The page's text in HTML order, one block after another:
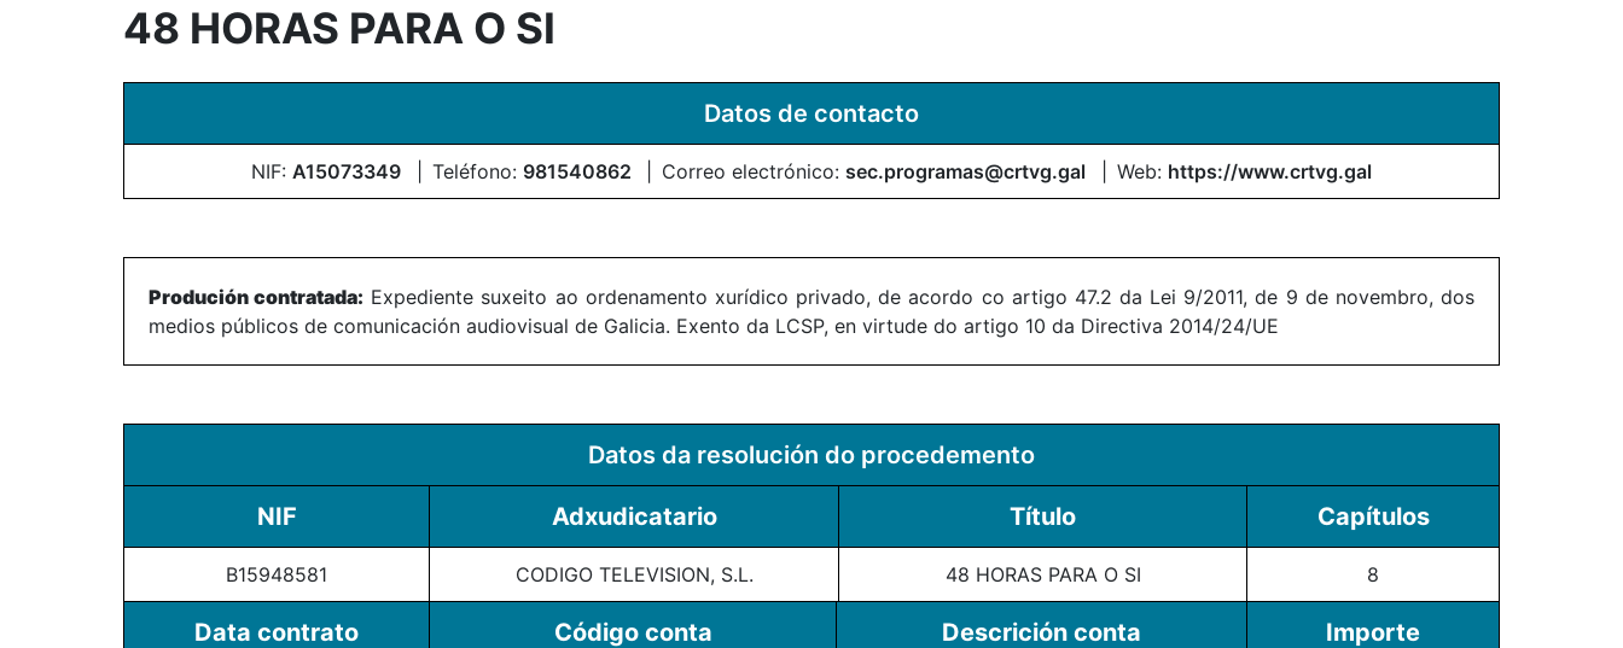
48 HORAS PARA O SI
Datos de contacto
NIF: A15073349 Teléfono: 981540862 Correo electrónico: sec.programas@crtvg.gal Web: https://www.crtvg.gal
Produción contratada: Expediente suxeito ao ordenamento xurídico privado, de acordo co artigo 47.2 da Lei 9/2011, de 9 de novembro, dos
medios públicos de comunicación audiovisual de Galicia. Exento da LCSP, en virtude do artigo 10 da Directiva 2014/24/UE
Datos da resolución do procedemento
NIF Adxudicatario Título Capítulos
B15948581 CODIGO TELEVISION, S.L. 48 HORAS PARA O SI 8
Data contrato Código conta Descrición conta Importe